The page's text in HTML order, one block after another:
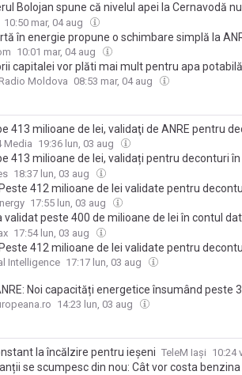
Bolojan spune că nivelul apei la Cernavodă
dificilă”. Adaugă că ANRE va accelera
aflate într-un stadiu avansat, astfel încât
puse în funcțiune cât mai rapid.
10:50 mar, 04 aug
în energie propune o schimbare simplă la
disponibili, adică aproape cât un reactor de
10:01 mar, 04 aug
capitalei vor plăti mai mult pentru apa
Radio Moldova 08:53 mar, 04 aug
413 milioane de lei, validaţi de ANRE pentru
compensare, în perioada 18 mai – 31 iulie
Media 19:36 lun, 03 aug
413 milioane de lei, validați pentru deconturi
în perioada 18 mai - 31 iulie
18:37 lun, 03 aug
412 milioane de lei validate pentru
de plafonare-compensare, în perioada 18
17:55 lun, 03 aug
validat peste 400 de milioane de lei în contul
ca urmare a schemei de plafonare și
17:54 lun, 03 aug
412 milioane de lei validate pentru
de plafonare-compensare, în perioada 18
Intelligence 17:17 lun, 03 aug
Noi capacități energetice însumând peste
Proiecte de aproximativ 1.600 MW
14:23 lun, 03 aug
la încălzire pentru ieșeni TeleM Iași 10:24
se scumpesc din nou: Cât vor costa